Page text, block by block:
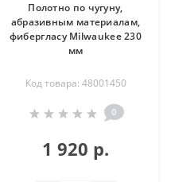
Полотно по чугуну,
абразивным материалам,
фибергласу Milwaukee 230
мм
Код товара: 48001450
0
1 920 р.